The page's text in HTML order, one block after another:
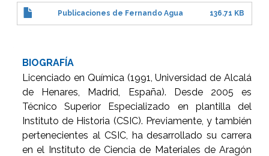
Publicaciones de Fernando Agua 136.71 KB
BIOGRAFÍA
Licenciado en Química (1991, Universidad de Alcalá
de Henares, Madrid, España). Desde 2005 es
Técnico Superior Especializado en plantilla del
Instituto de Historia (CSIC). Previamente, y también
pertenecientes al CSIC, ha desarrollado su carrera
en el Instituto de Ciencia de Materiales de Aragón